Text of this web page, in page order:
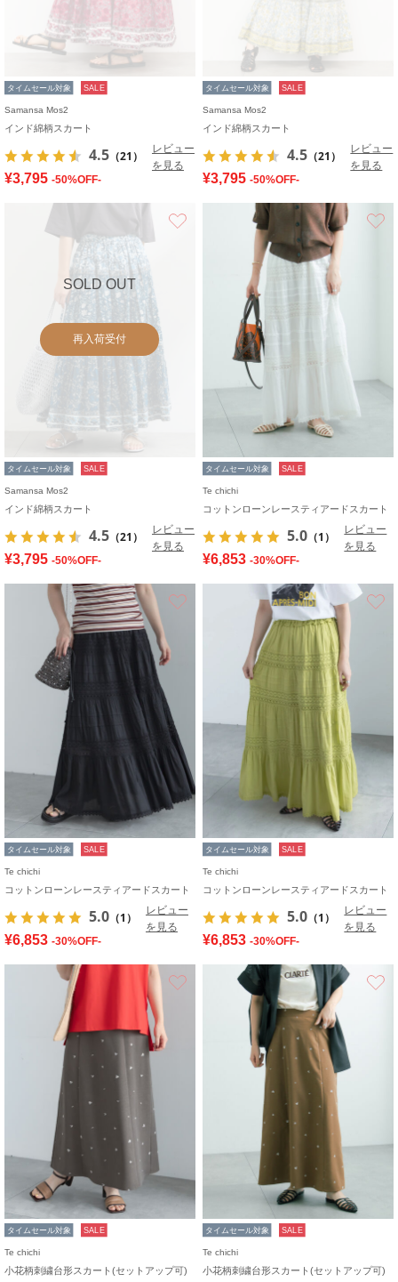
タイムセール対象 SALE
Samansa Mos2
インド綿柄スカート
4.5 （21）
レビュー
を見る
¥3,795 -50%OFF-
タイムセール対象 SALE
Samansa Mos2
インド綿柄スカート
4.5 （21）
レビュー
を見る
¥3,795 -50%OFF-
SOLD OUT
再入荷受付
タイムセール対象 SALE
Samansa Mos2
インド綿柄スカート
4.5 （21）
レビュー
を見る
¥3,795 -50%OFF-
タイムセール対象 SALE
Te chichi
コットンローンレースティアードスカート
5.0 （1）
レビュー
を見る
¥6,853 -30%OFF-
タイムセール対象 SALE
Te chichi
コットンローンレースティアードスカート
5.0 （1）
レビュー
を見る
¥6,853 -30%OFF-
タイムセール対象 SALE
Te chichi
コットンローンレースティアードスカート
5.0 （1）
レビュー
を見る
¥6,853 -30%OFF-
お気に入り
タイムセール対象 SALE
Te chichi
小花柄刺繍台形スカート(セットアップ可)
タイムセール対象 SALE
Te chichi
小花柄刺繍台形スカート(セットアップ可)